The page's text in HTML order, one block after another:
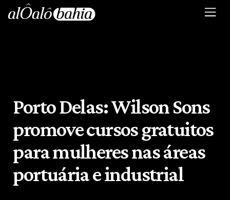
Porto Delas: Wilson Sons
promove cursos gratuitos
para mulheres nas áreas
portuária e industrial